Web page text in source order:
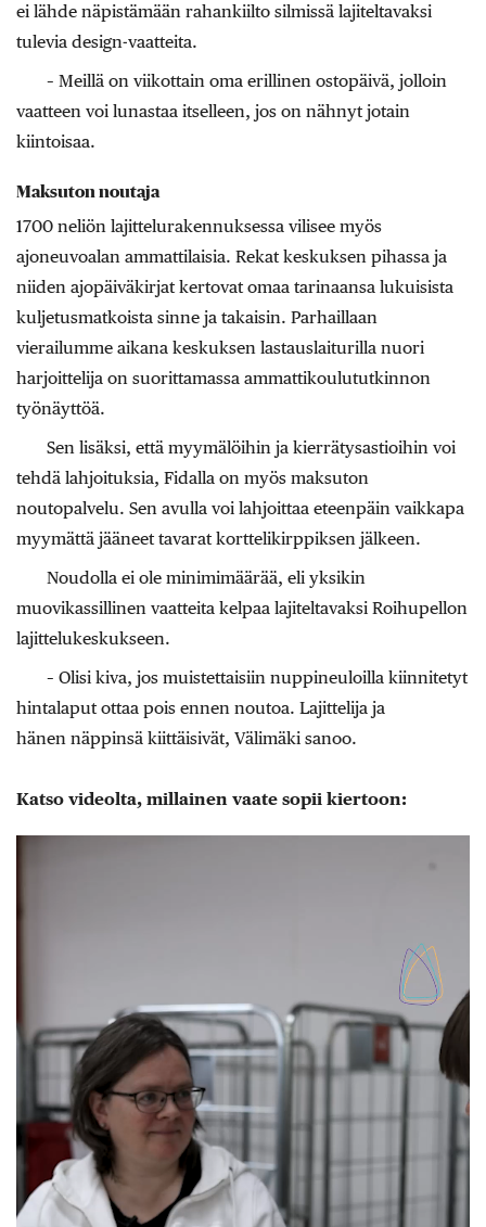
ei lähde näpistämään rahankiilto silmissä lajiteltavaksi
tulevia design-vaatteita.
– Meillä on viikottain oma erillinen ostopäivä, jolloin
vaatteen voi lunastaa itselleen, jos on nähnyt jotain
kiintoisaa.
Maksuton noutaja
1700 neliön lajittelurakennuksessa vilisee myös
ajoneuvoalan ammattilaisia. Rekat keskuksen pihassa ja
niiden ajopäiväkirjat kertovat omaa tarinaansa lukuisista
kuljetusmatkoista sinne ja takaisin. Parhaillaan
vierailumme aikana keskuksen lastauslaiturilla nuori
harjoittelija on suorittamassa ammattikoulututkinnon
työnäyttöä.
Sen lisäksi, että myymälöihin ja kierrätysastioihin voi
tehdä lahjoituksia, Fidalla on myös maksuton
noutopalvelu. Sen avulla voi lahjoittaa eteenpäin vaikkapa
myymättä jääneet tavarat korttelikirppiksen jälkeen.
Noudolla ei ole minimimäärää, eli yksikin
muovikassillinen vaatteita kelpaa lajiteltavaksi Roihupellon
lajittelukeskukseen.
– Olisi kiva, jos muistettaisiin nuppineuloilla kiinnitetyt
hintalaput ottaa pois ennen noutoa. Lajittelija ja
hänen näppinsä kiittäisivät, Välimäki sanoo.
Katso videolta, millainen vaate sopii kiertoon: